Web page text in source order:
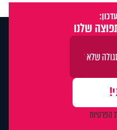
שלנו
הפרטיות